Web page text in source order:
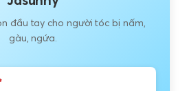
đầu tay cho người tóc bị nấm,
gàu, ngứa.